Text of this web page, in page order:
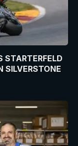
STARTERFELD
SILVERSTONE